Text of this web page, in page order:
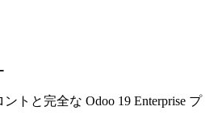
トと完全な Odoo 19 Enterprise プ